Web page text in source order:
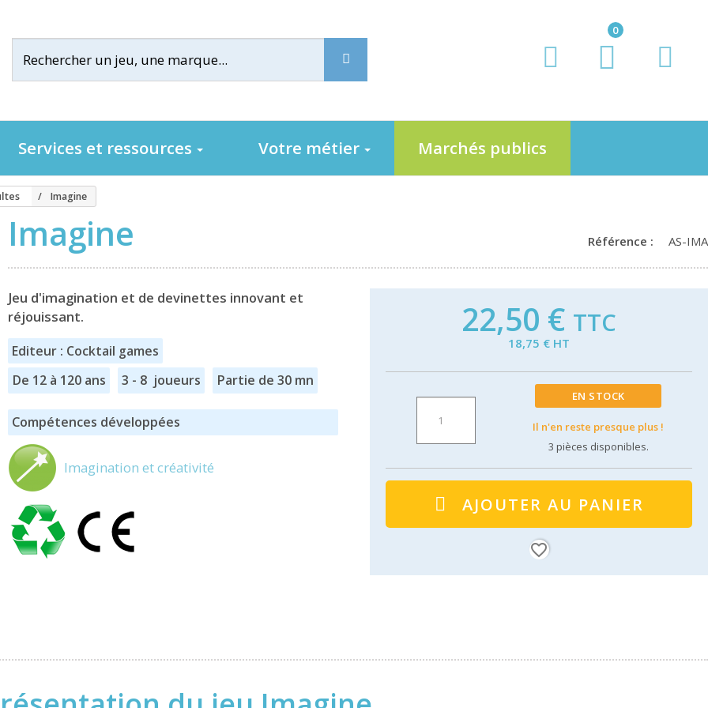
0
Services et ressources Votre métier Marchés publics
Imagine
Imagine Référence : AS-IMA
Jeu d'imagination et de devinettes innovant et
réjouissant.
Editeur : Cocktail games
De 12 à 120 ans
3 - 8 joueurs Partie de 30 mn
Compétences développées
Imagination et créativité
22,50 € TTC
18,75 € HT
EN STOCK
Il n'en reste presque plus !
3 pièces disponibles.
AJOUTER AU PANIER
favorite_border